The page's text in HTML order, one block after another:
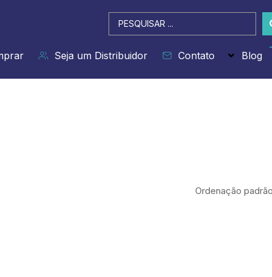
Pesquisar
...
Seja um Distribuidor Contato Blog